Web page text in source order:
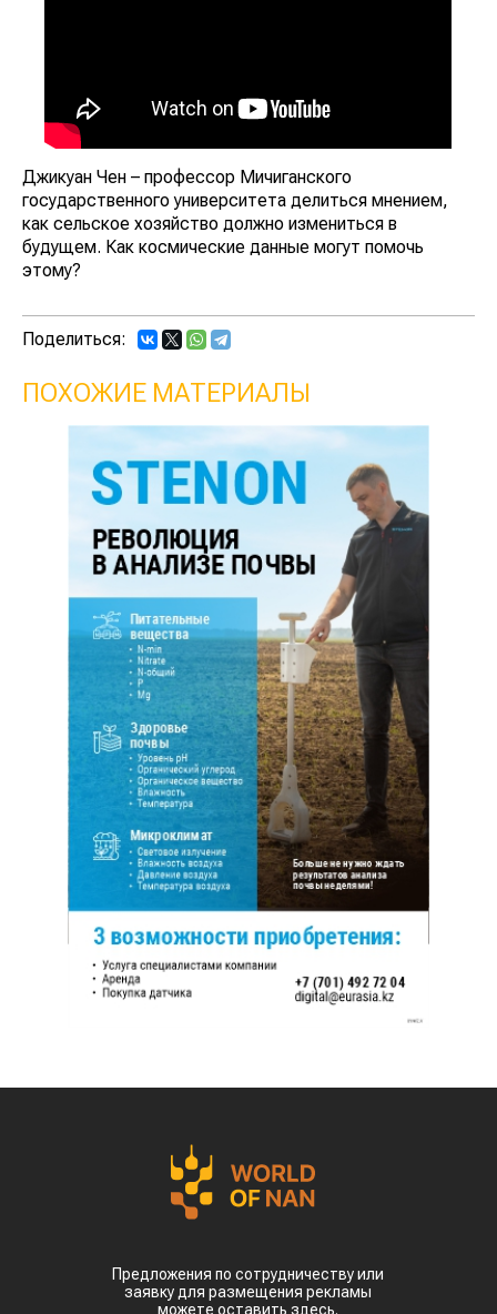
Джикуан Чен – профессор Мичиганского
государственного университета делиться мнением,
как сельское хозяйство должно измениться в
будущем. Как космические данные могут помочь
этому?
Поделиться:
ПОХОЖИЕ МАТЕРИАЛЫ
Предложения по сотрудничеству или
заявку для размещения рекламы
можете оставить здесь.